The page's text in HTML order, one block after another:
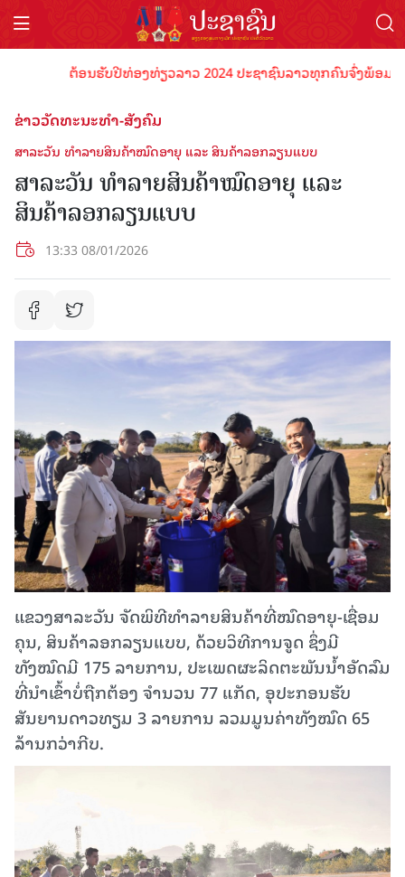
ຕ້ອນຮັບປີທ່ອງທ່ຽວລາວ 2024 ປະຊາຊົນລາວທຸກຄົນຈົ່ງພ້ອມເ
ຂ່າວວັດທະນະທຳ-ສັງຄົມ
ສາລະວັນ ທໍາລາຍສິນຄ້າໝົດອາຍຸ ແລະ ສິນຄ້າລອກລຽນແບບ
ສາລະວັນ ທໍາລາຍສິນຄ້າໝົດອາຍຸ ແລະ
ສິນຄ້າລອກລຽນແບບ
13:33 08/01/2026
ແຂວງສາລະວັນ ຈັດພິທີທຳລາຍສິນຄ້າທີ່ໝົດອາຍຸ-ເຊື່ອມ
ຄຸນ, ສິນຄ້າລອກລຽນແບບ, ດ້ວຍວິທີການຈູດ ຊຶ່ງມີ
ທັງໝົດມີ 175 ລາຍການ, ປະເພດຜະລິດຕະພັນນໍ້າອັດລົມ
ທີ່ນໍາເຂົ້າບໍ່ຖືກຕ້ອງ ຈໍານວນ 77 ແກັດ, ອຸປະກອນຮັບ
ສັນຍານດາວທຽມ 3 ລາຍການ ລວມມູນຄ່າທັງໝົດ 65
ລ້ານກວ່າກີບ.